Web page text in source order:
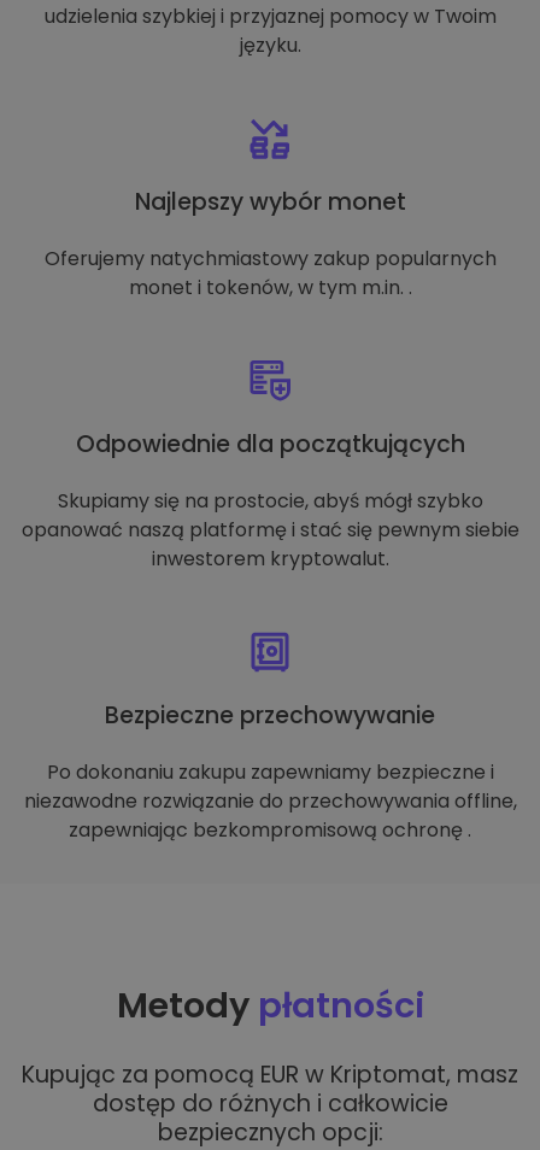
udzielenia szybkiej i przyjaznej pomocy w Twoim
języku.
Najlepszy wybór monet
Oferujemy natychmiastowy zakup popularnych
monet i tokenów, w tym m.in. .
Odpowiednie dla początkujących
Skupiamy się na prostocie, abyś mógł szybko
opanować naszą platformę i stać się pewnym siebie
inwestorem kryptowalut.
Bezpieczne przechowywanie
Po dokonaniu zakupu zapewniamy bezpieczne i
niezawodne rozwiązanie do przechowywania offline,
zapewniając bezkompromisową ochronę .
Metody płatności
Kupując za pomocą EUR w Kriptomat, masz
dostęp do różnych i całkowicie
bezpiecznych opcji: